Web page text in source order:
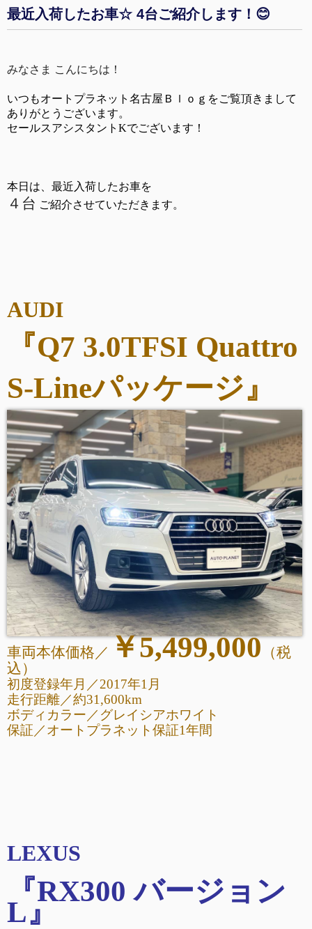
最近入荷したお車☆ 4台ご紹介します！😊
みなさま こんにちは！
いつもオートプラネット名古屋Ｂｌｏｇをご覧頂きまして
ありがとうございます。
セールスアシスタントKでございます！
本日は、最近入荷したお車を
４台 ご紹介させていただきます。
AUDI
『Q7 3.0TFSI Quattro
S-Lineパッケージ』
車両本体価格／￥5,499,000 （税
込）
初度登録年月／2017年1月
走行距離／約31,600km
ボディカラー／グレイシアホワイト
保証／オートプラネット保証1年間
LEXUS
『RX300 バージョン
L』